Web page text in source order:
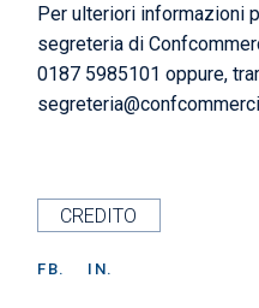
Per ulteriori informazioni
segreteria di
0187 5985101 oppure,
CREDITO
FB. IN.